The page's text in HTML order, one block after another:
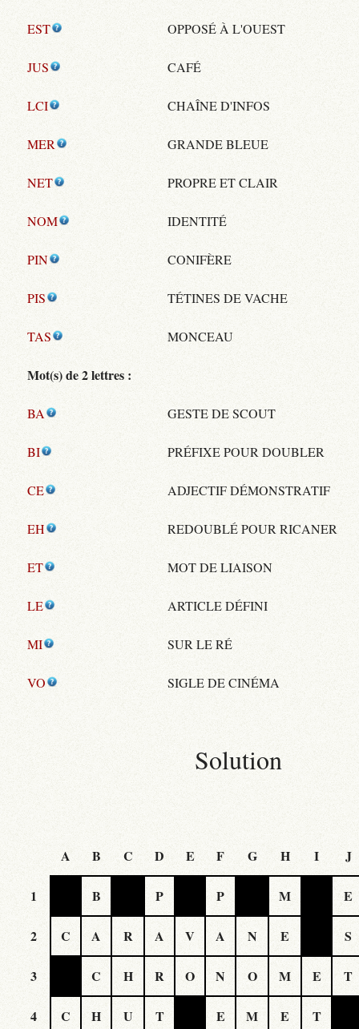
EST OPPOSÉ À L'OUEST
JUS CAFÉ
LCI CHAÎNE D'INFOS
MER GRANDE BLEUE
NET PROPRE ET CLAIR
NOM IDENTITÉ
PIN CONIFÈRE
PIS TÉTINES DE VACHE
TAS MONCEAU
Mot(s) de 2 lettres :
BA GESTE DE SCOUT
BI PRÉFIXE POUR DOUBLER
CE ADJECTIF DÉMONSTRATIF
EH REDOUBLÉ POUR RICANER
ET MOT DE LIAISON
LE ARTICLE DÉFINI
MI SUR LE RÉ
VO SIGLE DE CINÉMA
Solution
A B C D E F G H I J
1 B P P M E
2 C A R A V A N E S
3 C H R O N O M E T
4 C H U T E M E T